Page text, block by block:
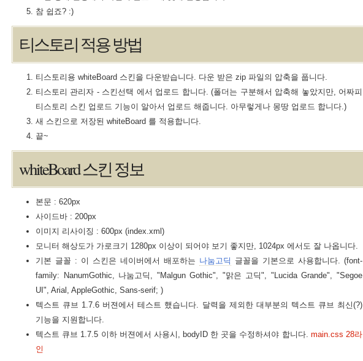
참 쉽죠? :)
티스토리 적용 방법
티스토리용 whiteBoard 스킨을 다운받습니다. 다운 받은 zip 파일의 압축을 풉니다.
티스토리 관리자 - 스킨선택 에서 업로드 합니다. (폴더는 구분해서 압축해 놓았지만, 어짜피
티스토리 스킨 업로드 기능이 알아서 업로드 해줍니다. 아무렇게나 몽땅 업로드 합니다.)
새 스킨으로 저장된 whiteBoard 를 적용합니다.
끝~
whiteBoard 스킨 정보
본문 : 620px
사이드바 : 200px
이미지 리사이징 : 600px (index.xml)
모니터 해상도가 가로크기 1280px 이상이 되어야 보기 좋지만, 1024px 에서도 잘 나옵니다.
기본 글꼴 : 이 스킨은 네이버에서 배포하는 나눔고딕 글꼴을 기본으로 사용합니다. (font-
family: NanumGothic, 나눔고딕, "Malgun Gothic", "맑은 고딕", "Lucida Grande", "Segoe
UI", Arial, AppleGothic, Sans-serif; )
텍스트 큐브 1.7.6 버젼에서 테스트 했습니다. 달력을 제외한 대부분의 텍스트 큐브 최신(?)
기능을 지원합니다.
텍스트 큐브 1.7.5 이하 버젼에서 사용시, bodyID 한 곳을 수정하셔야 합니다. main.css 28라
인